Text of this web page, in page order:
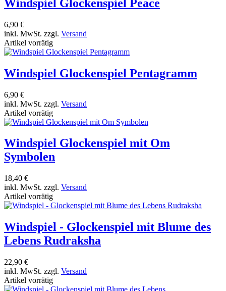
Windspiel Glockenspiel Peace
6,90 €
inkl. MwSt. zzgl. Versand
Artikel vorrätig
Windspiel Glockenspiel Pentagramm
6,90 €
inkl. MwSt. zzgl. Versand
Artikel vorrätig
Windspiel Glockenspiel mit Om
Symbolen
18,40 €
inkl. MwSt. zzgl. Versand
Artikel vorrätig
Windspiel - Glockenspiel mit Blume des
Lebens Rudraksha
22,90 €
inkl. MwSt. zzgl. Versand
Artikel vorrätig